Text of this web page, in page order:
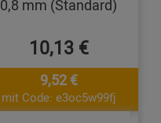
0,8 mm (Standard)
10,13 €
9,52 €
mit Code: e3oc5w99fj